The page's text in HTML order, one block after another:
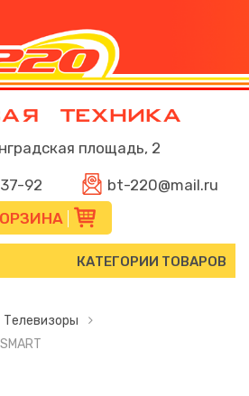
площадь, 2
92
bt-220@mail.ru
КАТЕГОРИИ ТОВАРОВ
Телевизоры